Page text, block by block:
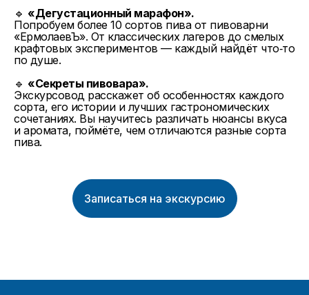
🔹 «Дегустационный марафон».
Попробуем более 10 сортов пива от пивоварни
«ЕрмолаевЪ». От классических лагеров до смелых
крафтовых экспериментов — каждый найдёт что‑то
по душе.
🔹 «Секреты пивовара».
Экскурсовод расскажет об особенностях каждого
сорта, его истории и лучших гастрономических
сочетаниях. Вы научитесь различать нюансы вкуса
и аромата, поймёте, чем отличаются разные сорта
пива.
Записаться на экскурсию